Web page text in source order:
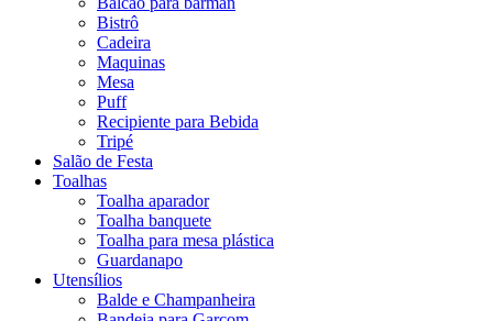
Bistrô
Cadeira
Maquinas
Mesa
Puff
Recipiente para Bebida
Tripé
Salão de Festa
Toalhas
Toalha aparador
Toalha banquete
Toalha para mesa plástica
Guardanapo
Utensílios
Balde e Champanheira